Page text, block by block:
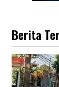
Berita